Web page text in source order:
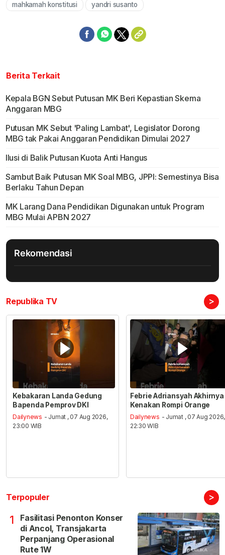
mahkamah konstitusi yandri susanto
Berita Terkait
Kepala BGN Sebut Putusan MK Beri Kepastian Skema
Anggaran MBG
Putusan MK Sebut 'Paling Lambat', Legislator Dorong
MBG tak Pakai Anggaran Pendidikan Dimulai 2027
Ilusi di Balik Putusan Kuota Anti Hangus
Sambut Baik Putusan MK Soal MBG, JPPI: Semestinya Bisa
Berlaku Tahun Depan
MK Larang Dana Pendidikan Digunakan untuk Program
MBG Mulai APBN 2027
Rekomendasi
Republika TV >
Kebakaran Landa Gedung
Bapenda Pemprov DKI
Dailynews - Jumat , 07 Aug 2026,
23:00 WIB
Febrie Adriansyah Akhirnya
Kenakan Rompi Orange
Dailynews - Jumat , 07 Aug 2026,
22:30 WIB
Terpopuler >
1
Fasilitasi Penonton Konser
di Ancol, Transjakarta
Perpanjang Operasional
Rute 1W